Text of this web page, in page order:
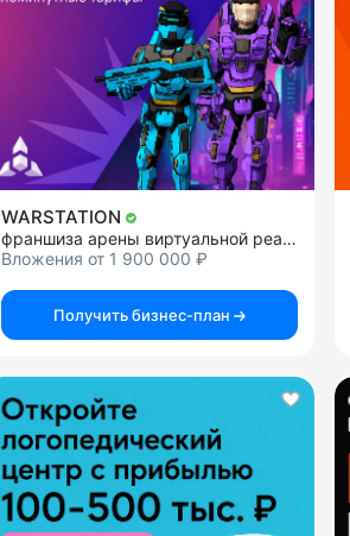
WARSTATION
франшиза арены виртуальной реальности
Вложения от 1 900 000 ₽
Получить бизнес-план